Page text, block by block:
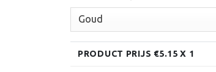
PRODUCT PRIJS €5.15 X 1